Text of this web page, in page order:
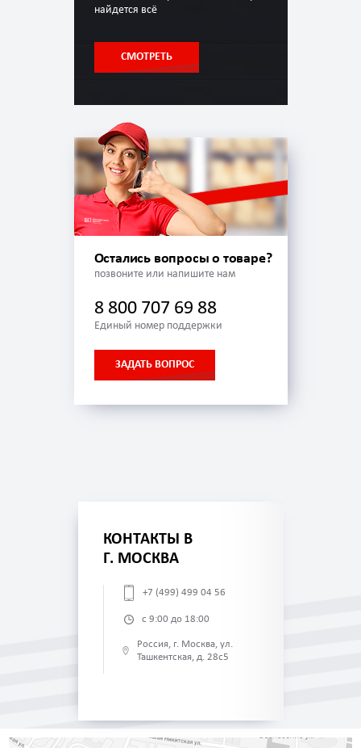
найдется всё
СМОТРЕТЬ
Остались вопросы о товаре?
позвоните или напишите нам
8 800 707 69 88
Единый номер поддержки
ЗАДАТЬ ВОПРОС
КОНТАКТЫ В
Г. МОСКВА
+7 (499) 499 04 56
с 9:00 до 18:00
Россия, г. Москва, ул.
Ташкентская, д. 28с5